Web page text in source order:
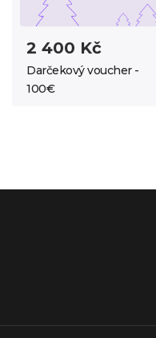
2 400 Kč
Darčekový voucher -
100€